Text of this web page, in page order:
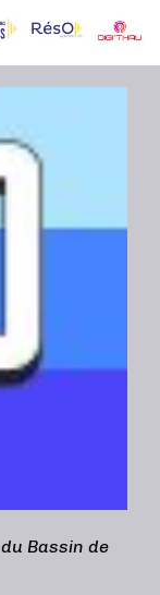
Bassin de